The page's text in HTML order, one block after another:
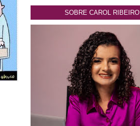
SOBRE CAROL RIBEIRO